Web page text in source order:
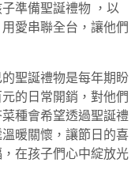
準備聖誕禮物 ，以
愛串聯全台，讓他們
聖誕禮物是每年期盼
的日常開銷，對他們
種會希望透過聖誕禮
暖關懷，讓節日的喜
在孩子們心中綻放光